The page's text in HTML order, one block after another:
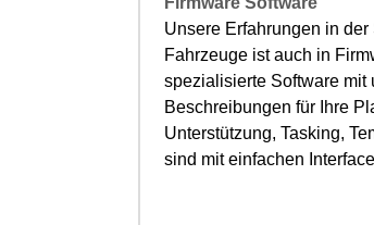
Unsere Erfahrungen in
Fahrzeuge ist auch in
spezialisierte Software mit
Beschreibungen für Ihre
Unterstützung, Tasking,
sind mit einfachen